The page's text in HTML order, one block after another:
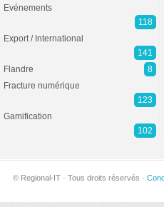
Evénements
118
Export / International
141
Flandre
8
Fracture numérique
123
Gamification
102
© Regional-IT · Tous droits réservés ·